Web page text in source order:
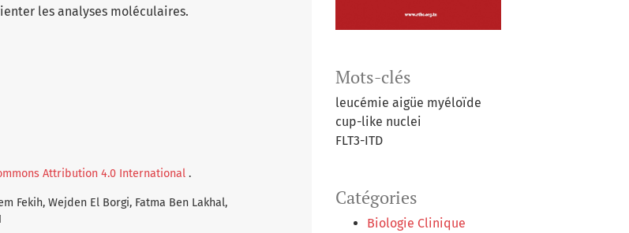
Mots-clés
leucémie aigüe myéloïde
cup-like nuclei
FLT3-ITD
Catégories
Biologie Clinique
les analyses moléculaires.
Attribution 4.0 International .
Fekih, Wejden El Borgi, Fatma Ben Lakhal,